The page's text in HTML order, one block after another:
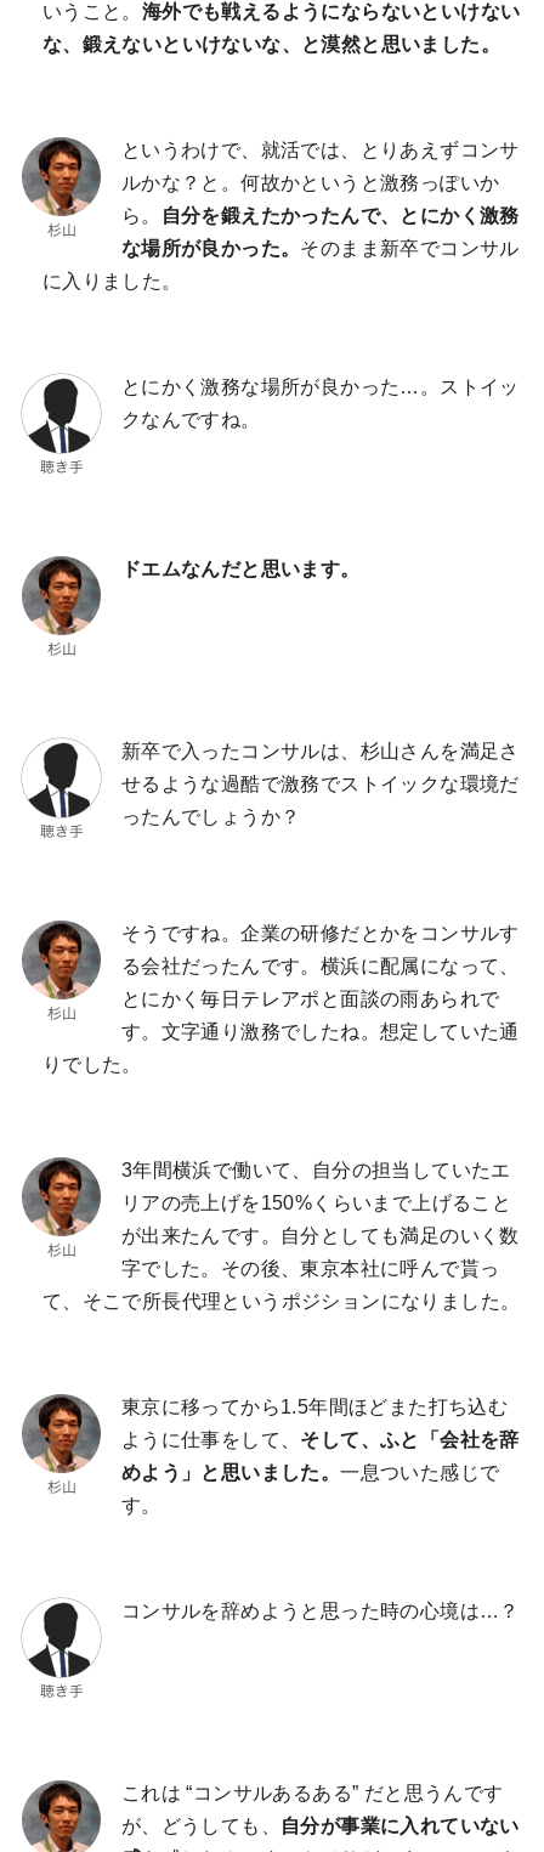
いうこと。 海外でも戦えるようにならないといけない
な、鍛えないといけないな、と漠然と思いました。
というわけで、就活では、とりあえずコンサ
ルかな？と。何故かというと激務っぽいか
ら。
自分を鍛えたかったんで、とにかく激務
な場所が良かった。 そのまま新卒でコンサル
に入りました。
とにかく激務な場所が良かった…。ストイッ
クなんですね。
ドエムなんだと思います。
新卒で入ったコンサルは、杉山さんを満足さ
せるような過酷で激務でストイックな環境だ
ったんでしょうか？
そうですね。企業の研修だとかをコンサルす
る会社だったんです。横浜に配属になって、
とにかく毎日テレアポと面談の雨あられで
す。文字通り激務でしたね。想定していた通
りでした。
3年間横浜で働いて、自分の担当していたエ
リアの売上げを150%くらいまで上げること
が出来たんです。自分としても満足のいく数
字でした。その後、東京本社に呼んで貰っ
て、そこで所長代理というポジションになりました。
東京に移ってから1.5年間ほどまた打ち込む
ように仕事をして、 そして、ふと「会社を辞
めよう」と思いました。一息ついた感じで
す。
コンサルを辞めようと思った時の心境は…？
これは “コンサルあるある” だと思うんです
が、どうしても、
自分が事業に入れていない